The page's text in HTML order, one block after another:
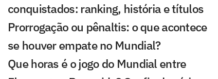
conquistados: ranking, história e títulos
Prorrogação ou pênaltis: o que acontece
se houver empate no Mundial?
Que horas é o jogo do Mundial entre